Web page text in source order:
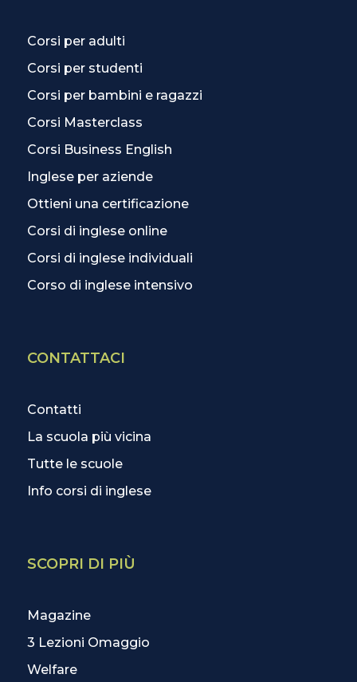
Corsi per adulti
Corsi per studenti
Corsi per bambini e ragazzi
Corsi Masterclass
Corsi Business English
Inglese per aziende
Ottieni una certificazione
Corsi di inglese online
Corsi di inglese individuali
Corso di inglese intensivo
CONTATTACI
Contatti
La scuola più vicina
Tutte le scuole
Info corsi di inglese
SCOPRI DI PIÙ
Magazine
3 Lezioni Omaggio
Welfare